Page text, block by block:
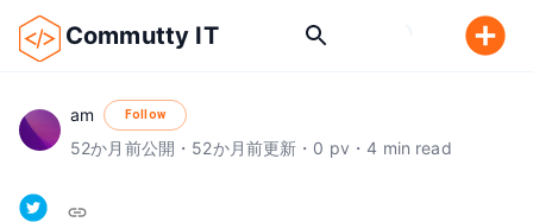
Commutty IT
am Follow
52か月前公開 ・ 52か月前更新 ・ 0 pv ・4 min read